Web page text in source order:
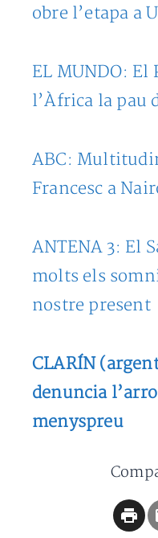
obre l’etapa a
EL MUNDO: El
l’Àfrica la pau
ABC:
Francesc a
ANTENA 3: El
molts els
nostre present
CLARÍN
denuncia
menyspreu